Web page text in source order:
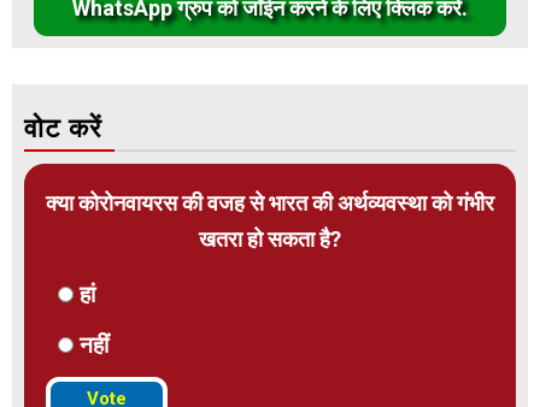
WhatsApp ग्रुप को जॉईन करने के लिए क्लिक करें.
वोट करें
क्या कोरोनवायरस की वजह से भारत की अर्थव्यवस्था को गंभीर
खतरा हो सकता है?
हां
नहीं